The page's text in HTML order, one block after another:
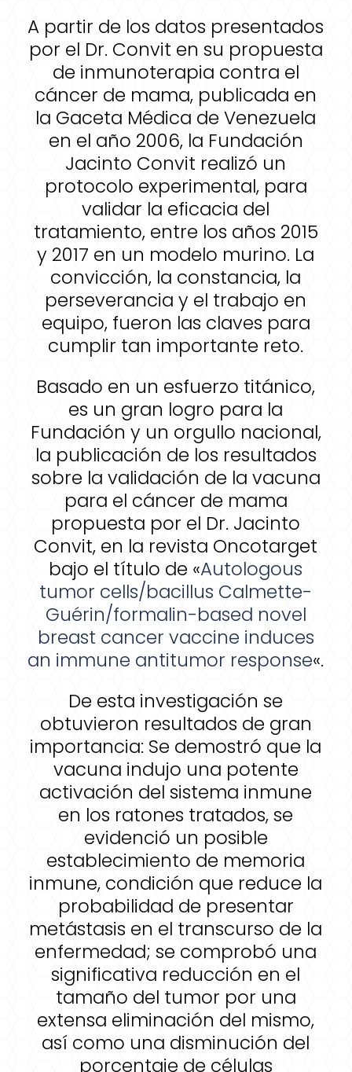
A partir de los datos presentados
por el Dr. Convit en su propuesta
de inmunoterapia contra el
cáncer de mama, publicada en
la Gaceta Médica de Venezuela
en el año 2006, la Fundación
Jacinto Convit realizó un
protocolo experimental, para
validar la eficacia del
tratamiento, entre los años 2015
y 2017 en un modelo murino. La
convicción, la constancia, la
perseverancia y el trabajo en
equipo, fueron las claves para
cumplir tan importante reto.
Basado en un esfuerzo titánico,
es un gran logro para la
Fundación y un orgullo nacional,
la publicación de los resultados
sobre la validación de la vacuna
para el cáncer de mama
propuesta por el Dr. Jacinto
Convit, en la revista Oncotarget
bajo el título de «Autologous
tumor cells/bacillus Calmette-
Guérin/formalin-based novel
breast cancer vaccine induces
an immune antitumor response«.
De esta investigación se
obtuvieron resultados de gran
importancia: Se demostró que la
vacuna indujo una potente
activación del sistema inmune
en los ratones tratados, se
evidenció un posible
establecimiento de memoria
inmune, condición que reduce la
probabilidad de presentar
metástasis en el transcurso de la
enfermedad; se comprobó una
significativa reducción en el
tamaño del tumor por una
extensa eliminación del mismo,
así como una disminución del
porcentaje de células